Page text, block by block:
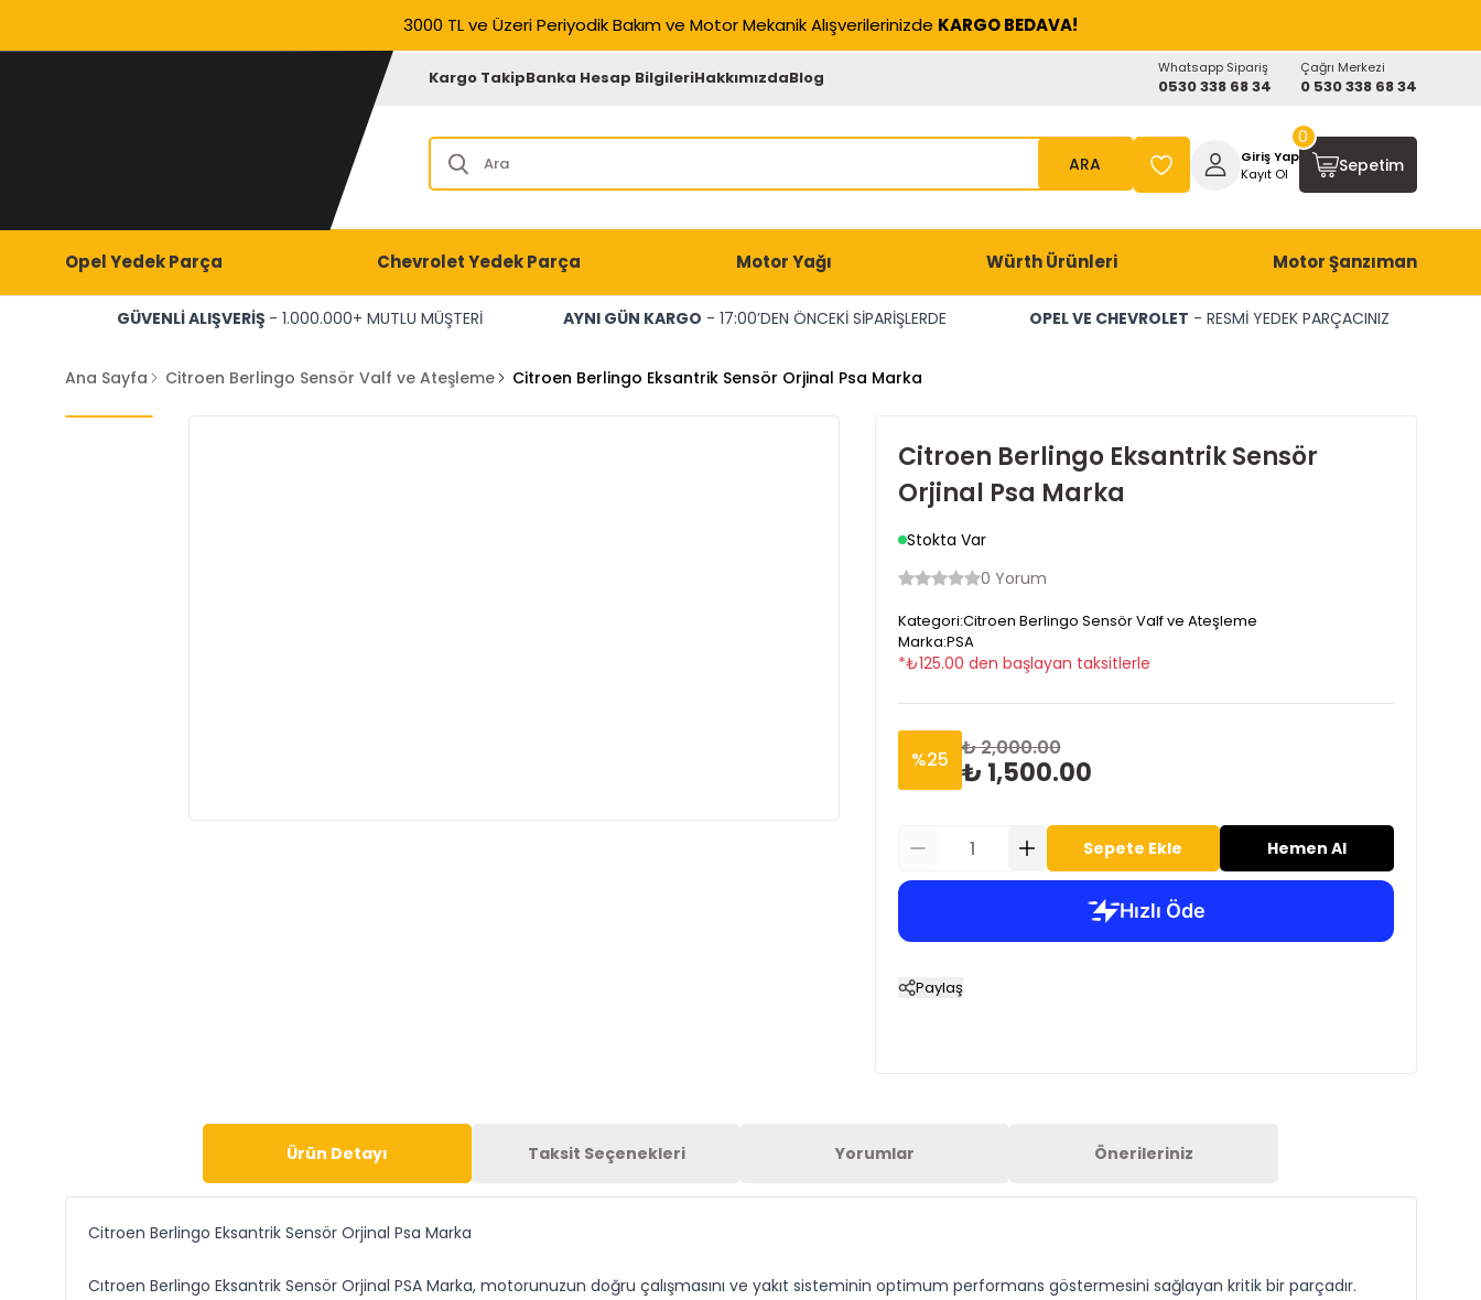
3000 TL ve Üzeri Periyodik Bakım ve Motor Mekanik Alışverilerinizde KARGO BEDAVA!
Kargo TakipBanka Hesap BilgileriHakkımızdaBlog Whatsapp Sipariş
0530 338 68 34
Çağrı Merkezi
0 530 338 68 34
ARA
Giriş Yap
Kayıt Ol
Sepetim
0
Opel Yedek Parça Chevrolet Yedek Parça Motor Yağı Würth Ürünleri Motor Şanzıman
GÜVENLİ ALIŞVERİŞ - 1.000.000+ MUTLU MÜŞTERİ AYNI GÜN KARGO - 17:00’DEN ÖNCEKİ SİPARİŞLERDE OPEL VE CHEVROLET - RESMİ YEDEK PARÇACINIZ
Ana Sayfa Citroen Berlingo Sensör Valf ve Ateşleme Citroen Berlingo Eksantrik Sensör Orjinal Psa Marka
Citroen Berlingo Eksantrik Sensör
Orjinal Psa Marka
Stokta Var
0 Yorum
Kategori:Citroen Berlingo Sensör Valf ve Ateşleme
Marka:PSA
*₺125.00 den başlayan taksitlerle
%25 ₺ 2,000.00
₺ 1,500.00
Sepete Ekle Hemen Al
Paylaş
Ürün Detayı Taksit Seçenekleri Yorumlar Önerileriniz
Citroen Berlingo Eksantrik Sensör Orjinal Psa Marka
Cıtroen Berlingo Eksantrik Sensör Orjinal PSA Marka, motorunuzun doğru çalışmasını ve yakıt sisteminin optimum performans göstermesini sağlayan kritik bir parçadır.